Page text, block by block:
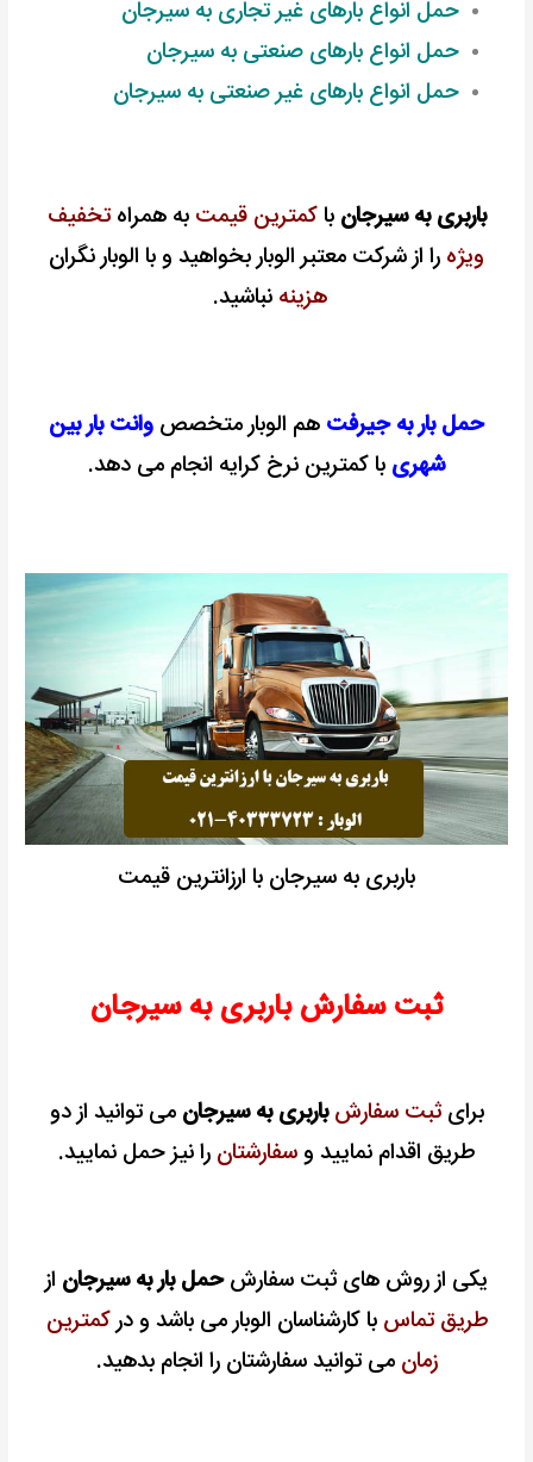
حمل انواع بارهای غیر تجاری به سیرجان
حمل انواع بارهای صنعتی به سیرجان
حمل انواع بارهای غیر صنعتی به سیرجان
باربری به سیرجان باکمترین قیمت به همراهتخفیف
ویژه را از شرکت معتبر الوبار بخواهید و با الوبار نگران
هزینه نباشید.
حمل بار به جیرفت هم الوبار متخصص وانت بار بین
شهری با کمترین نرخ کرایه انجام می دهد.
باربری به سیرجان با ارزانترین قیمت
ثبت سفارش باربری به سیرجان
برایثبت سفارشباربری به سیرجان می توانید از دو
طریق اقدام نمایید وسفارشتان را نیز حمل نمایید.
یکی از روش های ثبت سفارشحمل بار به سیرجان از
طریق تماس با کارشناسان الوبار می باشد و درکمترین
زمان می توانید سفارشتان را انجام بدهید.